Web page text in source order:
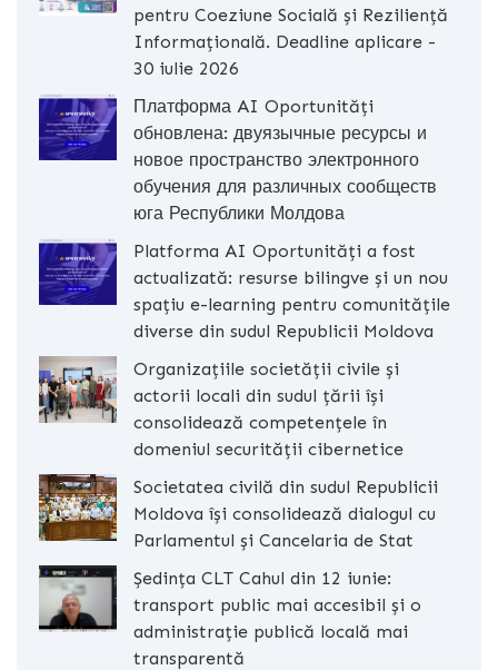
pentru Coeziune Socială și Reziliență
Informațională. Deadline aplicare -
30 iulie 2026
Платформа AI Oportunități
обновлена: двуязычные ресурсы и
новое пространство электронного
обучения для различных сообществ
юга Республики Молдова
Platforma AI Oportunități a fost
actualizată: resurse bilingve și un nou
spațiu e-learning pentru comunitățile
diverse din sudul Republicii Moldova
Organizațiile societății civile și
actorii locali din sudul țării își
consolidează competențele în
domeniul securității cibernetice
Societatea civilă din sudul Republicii
Moldova își consolidează dialogul cu
Parlamentul și Cancelaria de Stat
Ședința CLT Cahul din 12 iunie:
transport public mai accesibil și o
administrație publică locală mai
transparentă